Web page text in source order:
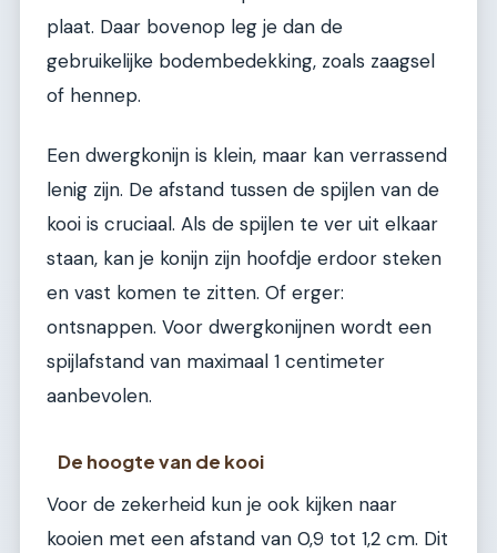
plaat. Daar bovenop leg je dan de
gebruikelijke bodembedekking, zoals zaagsel
of hennep.
Een dwergkonijn is klein, maar kan verrassend
lenig zijn. De afstand tussen de spijlen van de
kooi is cruciaal. Als de spijlen te ver uit elkaar
staan, kan je konijn zijn hoofdje erdoor steken
en vast komen te zitten. Of erger:
ontsnappen. Voor dwergkonijnen wordt een
spijlafstand van maximaal 1 centimeter
aanbevolen.
De hoogte van de kooi
Voor de zekerheid kun je ook kijken naar
kooien met een afstand van 0,9 tot 1,2 cm. Dit